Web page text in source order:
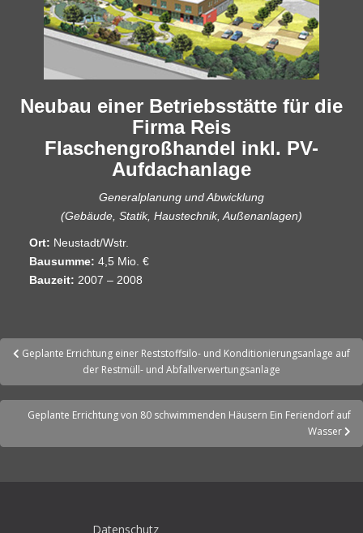
Neubau einer Betriebsstätte für die
Firma Reis
Flaschengroßhandel inkl. PV-
Aufdachanlage
Generalplanung und Abwicklung
(Gebäude, Statik, Haustechnik, Außenanlagen)
Ort: Neustadt/Wstr.
Bausumme: 4,5 Mio. €
Bauzeit: 2007 – 2008
Geplante Errichtung einer Reststoffsilo- und Konditionierungsanlage auf
der Restmüll- und Abfallverwertungsanlage
Geplante Errichtung von 80 schwimmenden Häusern Ein Feriendorf auf
Wasser
Datenschutz